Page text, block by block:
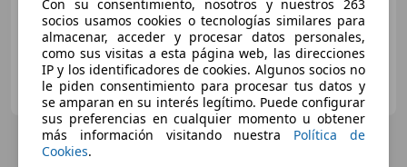
C. DE SALAMANCA
ES-28008 MADRID
Con su consentimiento, nosotros y nuestros 263
socios usamos cookies o tecnologías similares para
almacenar, acceder y procesar datos personales,
como sus visitas a esta página web, las direcciones
IP y los identificadores de cookies. Algunos socios no
le piden consentimiento para procesar tus datos y
se amparan en su interés legítimo. Puede configurar
sus preferencias en cualquier momento u obtener
más información visitando nuestra Política de
Cookies.